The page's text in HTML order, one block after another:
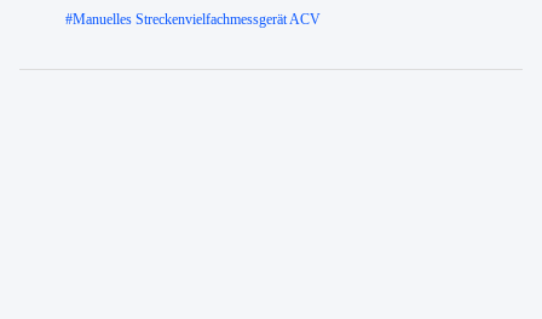
#Manuelles Streckenvielfachmessgerät ACV